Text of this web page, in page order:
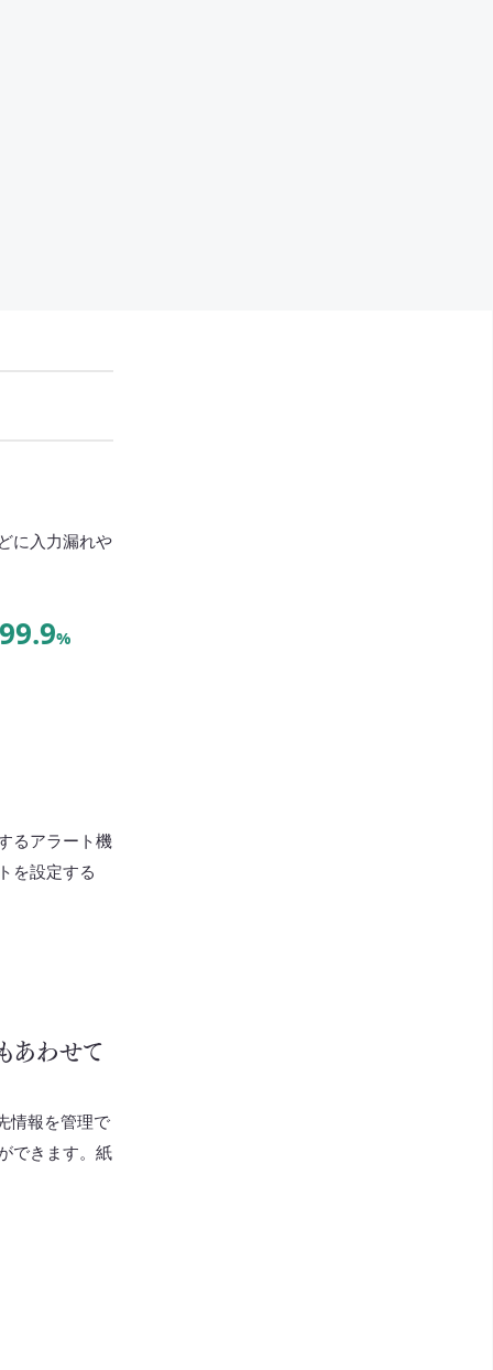
に入力漏れや
99.9%
るアラート機
を設定する
あわせて
情報を管理で
できます。紙